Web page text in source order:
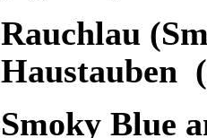
Rauchlau
Haustauben
Smoky Blue